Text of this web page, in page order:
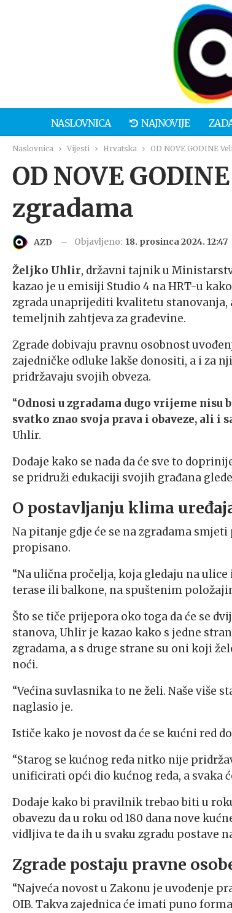
NASLOVNICA NAJNOVIJE
Naslovnica Vijesti Hrvatska OD NOVE GODINE
OD NOVE
zgradama
AZD Objavljeno: 18. prosinca 2024. 12:47
Željko Uhlir, državni tajnik u
kazao je u emisiji Studio 4 na HRT-u
zgrada unaprijediti kvalitetu
temeljnih zahtjeva za građevine.
Zgrade dobivaju pravnu osobnost
zajedničke odluke lakše donositi, a i za
pridržavaju svojih obveza.
“Odnosi u zgradama dugo vrijeme nisu
svatko znao svoja prava i obaveze, ali i
Uhlir.
Dodaje kako se nada da će sve to
se pridruži edukaciji svojih građana
O postavljanju klima
Na pitanje gdje će se na zgradama
propisano.
“Na ulična pročelja, koja gledaju na
terase ili balkone, na spuštenim
Što se tiče prijepora oko toga da će se
stanova, Uhlir je kazao kako s jedne
zgradama, a s druge strane su oni koji
noći.
“Većina suvlasnika to ne želi. Naše više
naglasio je.
Ističe kako je novost da će se kućni red
“Starog se kućnog reda nitko nije
unificirati opći dio kućnog reda, a svaka
Dodaje kako bi pravilnik trebao biti u
obavezu da u roku od 180 dana nove
vidljiva te da ih u svaku zgradu postave
Zgrade postaju pravne
“Najveća novost u Zakonu je uvođenje
OIB. Takva zajednica će imati puno